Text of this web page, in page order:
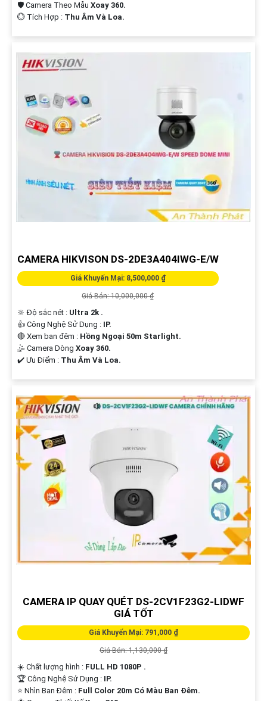
🛡 Camera Theo Mẫu Xoay 360.
️💮 Tích Hợp : Thu Âm Và Loa.
CAMERA HIKVISON DS-2DE3A404IWG-E/W
Giá Khuyến Mại: 8,500,000 ₫
Giá Bán: 10,000,000 ₫
🔆 Độ sắc nét : Ultra 2k .
👍 Công Nghệ Sử Dụng : IP.
🔴 Xem ban đêm : Hồng Ngoại 50m Starlight.
🤹 Camera Dòng Xoay 360.
️✔️ Ưu Điểm : Thu Âm Và Loa.
CAMERA IP QUAY QUÉT DS-2CV1F23G2-LIDWF
GIÁ TỐT
Giá Khuyến Mại: 791,000 ₫
Giá Bán: 1,130,000 ₫
☀️ Chất lượng hình : FULL HD 1080P .
🏆 Công Nghệ Sử Dụng : IP.
⭐ Nhìn Ban Đêm : Full Color 20m Có Màu Ban Ðêm.